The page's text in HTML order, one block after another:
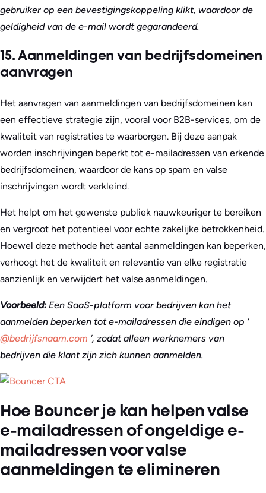
gebruiker op een bevestigingskoppeling klikt, waardoor de
geldigheid van de e-mail wordt gegarandeerd.
15. Aanmeldingen van bedrijfsdomeinen
aanvragen
Het aanvragen van aanmeldingen van bedrijfsdomeinen kan
een effectieve strategie zijn, vooral voor B2B-services, om de
kwaliteit van registraties te waarborgen. Bij deze aanpak
worden inschrijvingen beperkt tot e-mailadressen van erkende
bedrijfsdomeinen, waardoor de kans op spam en valse
inschrijvingen wordt verkleind.
Het helpt om het gewenste publiek nauwkeuriger te bereiken
en vergroot het potentieel voor echte zakelijke betrokkenheid.
Hoewel deze methode het aantal aanmeldingen kan beperken,
verhoogt het de kwaliteit en relevantie van elke registratie
aanzienlijk en verwijdert het valse aanmeldingen.
Voorbeeld: Een SaaS-platform voor bedrijven kan het
aanmelden beperken tot e-mailadressen die eindigen op ‘
@bedrijfsnaam.com ‘, zodat alleen werknemers van
bedrijven die klant zijn zich kunnen aanmelden.
Hoe Bouncer je kan helpen valse
e-mailadressen of ongeldige e-
mailadressen voor valse
aanmeldingen te elimineren